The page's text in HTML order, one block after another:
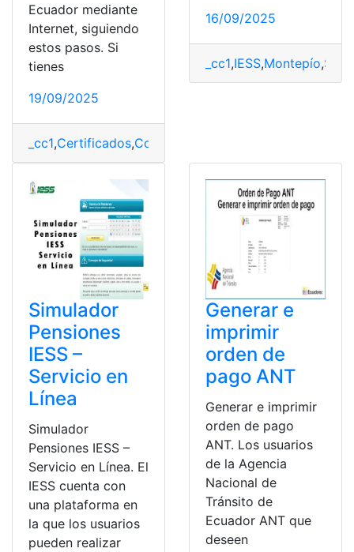
Ecuador mediante
Internet, siguiendo
estos pasos. Si
tienes
19/09/2025
_cc1,Certificados,Consultas
16/09/2025
_cc1,IESS,Montepío,
Simulador
Pensiones
IESS –
Servicio en
Línea
Simulador
Pensiones IESS –
Servicio en Línea. El
IESS cuenta con
una plataforma en
la que los usuarios
pueden realizar
Generar e
imprimir
orden de
pago ANT
Generar e imprimir
orden de pago
ANT. Los usuarios
de la Agencia
Nacional de
Tránsito de
Ecuador ANT que
deseen